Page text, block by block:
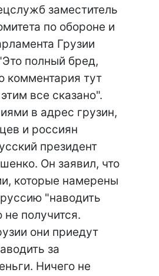
заместитель
по обороне и
Грузии
полный бред,
комментария тут
все сказано".
в адрес грузин,
и россиян
президент
Он заявил, что
которые намерены
"наводить
не получится.
они приедут
за
Ничего не